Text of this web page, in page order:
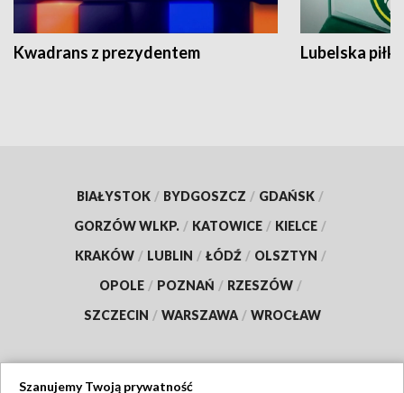
Kwadrans z prezydentem Lubelska piłka
BIAŁYSTOK / BYDGOSZCZ / GDAŃSK /
GORZÓW WLKP. / KATOWICE / KIELCE /
KRAKÓW / LUBLIN / ŁÓDŹ / OLSZTYN /
OPOLE / POZNAŃ / RZESZÓW /
SZCZECIN / WARSZAWA / WROCŁAW
Szanujemy Twoją prywatność